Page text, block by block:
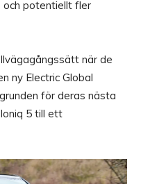
och potentiellt fler
när de
ny Electric Global
för deras nästa
5 till ett